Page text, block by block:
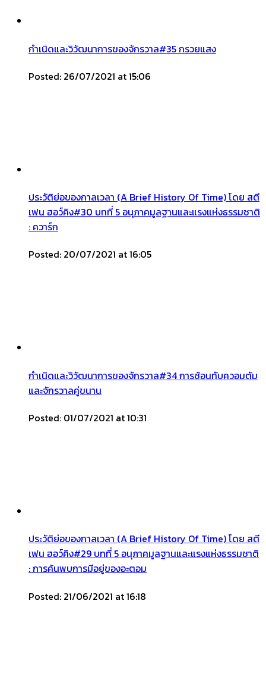
กำเนิดและวิวัฒนาการของจักรวาล#35 กรวยแสง
Posted: 26/07/2021 at 15:06
ประวัติย่อของกาลเวลา (A Brief History Of Time) โดย สตี
เฟน ฮอว์คิง#30 บทที่ 5 อนุภาคมูลฐานและแรงแห่งธรรมชาติ
: ควาร์ก
Posted: 20/07/2021 at 16:05
กำเนิดและวิวัฒนาการของจักรวาล#34 การซ้อนทับควอมตัม
และจักรวาลคู่ขนาน
Posted: 01/07/2021 at 10:31
ประวัติย่อของกาลเวลา (A Brief History Of Time) โดย สตี
เฟน ฮอว์คิง#29 บทที่ 5 อนุภาคมูลฐานและแรงแห่งธรรมชาติ
: การค้นพบการมีอยู่ของอะตอม
Posted: 21/06/2021 at 16:18